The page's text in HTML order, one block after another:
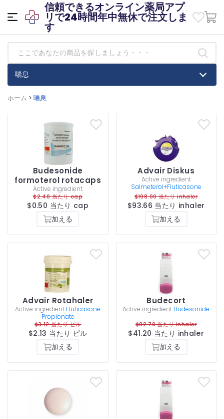
信頼できるオンライン薬局アプ
リで24時間年中無休で注文しま
す
喘息
ホーム > 喘息
Budesonide
formoterol rotacaps
Active ingredient
$2.40 当たり cap
$0.50 当たり cap
加える
Advair Diskus
Active ingredient
Salmeterol+Fluticasone
$198.00 当たり inhaler
$93.66 当たり inhaler
加える
Advair Rotahaler
Active ingredient Fluticasone
Propionate
$3.12 当たり ピル
$2.13 当たり ピル
加える
Budecort
Active ingredient Budesonide
$82.79 当たり inhaler
$41.20 当たり inhaler
加える